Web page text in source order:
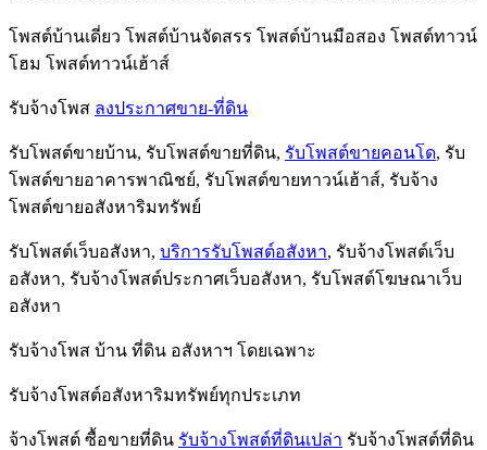
โพสต์บ้านเดี่ยว โพสต์บ้านจัดสรร โพสต์บ้านมือสอง โพสต์ทาวน์
โฮม โพสต์ทาวน์เฮ้าส์
รับจ้างโพส ลงประกาศขาย-ที่ดิน
รับโพสต์ขายบ้าน, รับโพสต์ขายที่ดิน, รับโพสต์ขายคอนโด, รับ
โพสต์ขายอาคารพาณิชย์, รับโพสต์ขายทาวน์เฮ้าส์, รับจ้าง
โพสต์ขายอสังหาริมทรัพย์
รับโพสต์เว็บอสังหา, บริการรับโพสต์อสังหา, รับจ้างโพสต์เว็บ
อสังหา, รับจ้างโพสต์ประกาศเว็บอสังหา, รับโพสต์โฆษณาเว็บ
อสังหา
รับจ้างโพส บ้าน ที่ดิน อสังหาฯ โดยเฉพาะ
รับจ้างโพสต์อสังหาริมทรัพย์ทุกประเภท
จ้างโพสต์ ซื้อขายที่ดิน รับจ้างโพสต์ที่ดินเปล่า รับจ้างโพสต์ที่ดิน